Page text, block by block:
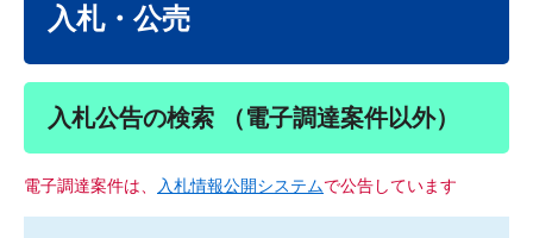
入札・公売
入札公告の検索 （電子調達案件以外）
電子調達案件は、 入札情報公開システムで公告しています